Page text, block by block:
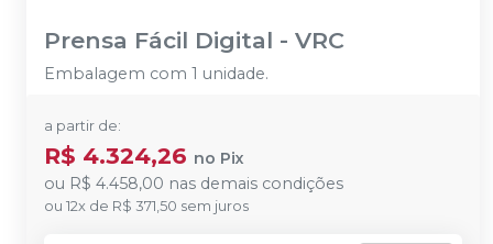
Prensa Fácil Digital - VRC
Embalagem com 1 unidade.
a partir de:
R$ 4.324,26 no Pix
ou R$ 4.458,00 nas demais condições
ou 12x de R$ 371,50 sem juros